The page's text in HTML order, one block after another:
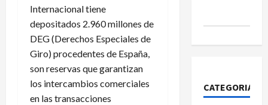
Internacional tiene
depositados 2.960 millones de
DEG (Derechos Especiales de
Giro) procedentes de España,
son reservas que garantizan
los intercambios comerciales
en las transacciones
CATEGORIAS